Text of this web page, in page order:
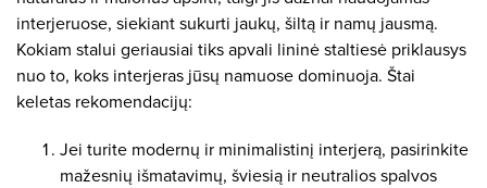
interjeruose, siekiant sukurti jaukų, šiltą ir namų jausmą.
Kokiam stalui geriausiai tiks apvali lininė staltiesė priklausys
nuo to, koks interjeras jūsų namuose dominuoja. Štai
keletas rekomendacijų:
Jei turite modernų ir minimalistinį interjerą, pasirinkite
mažesnių išmatavimų, šviesią ir neutralios spalvos